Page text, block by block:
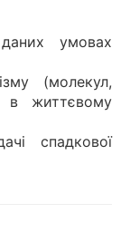
умовах
(молекул,
в життєвому
спадкової